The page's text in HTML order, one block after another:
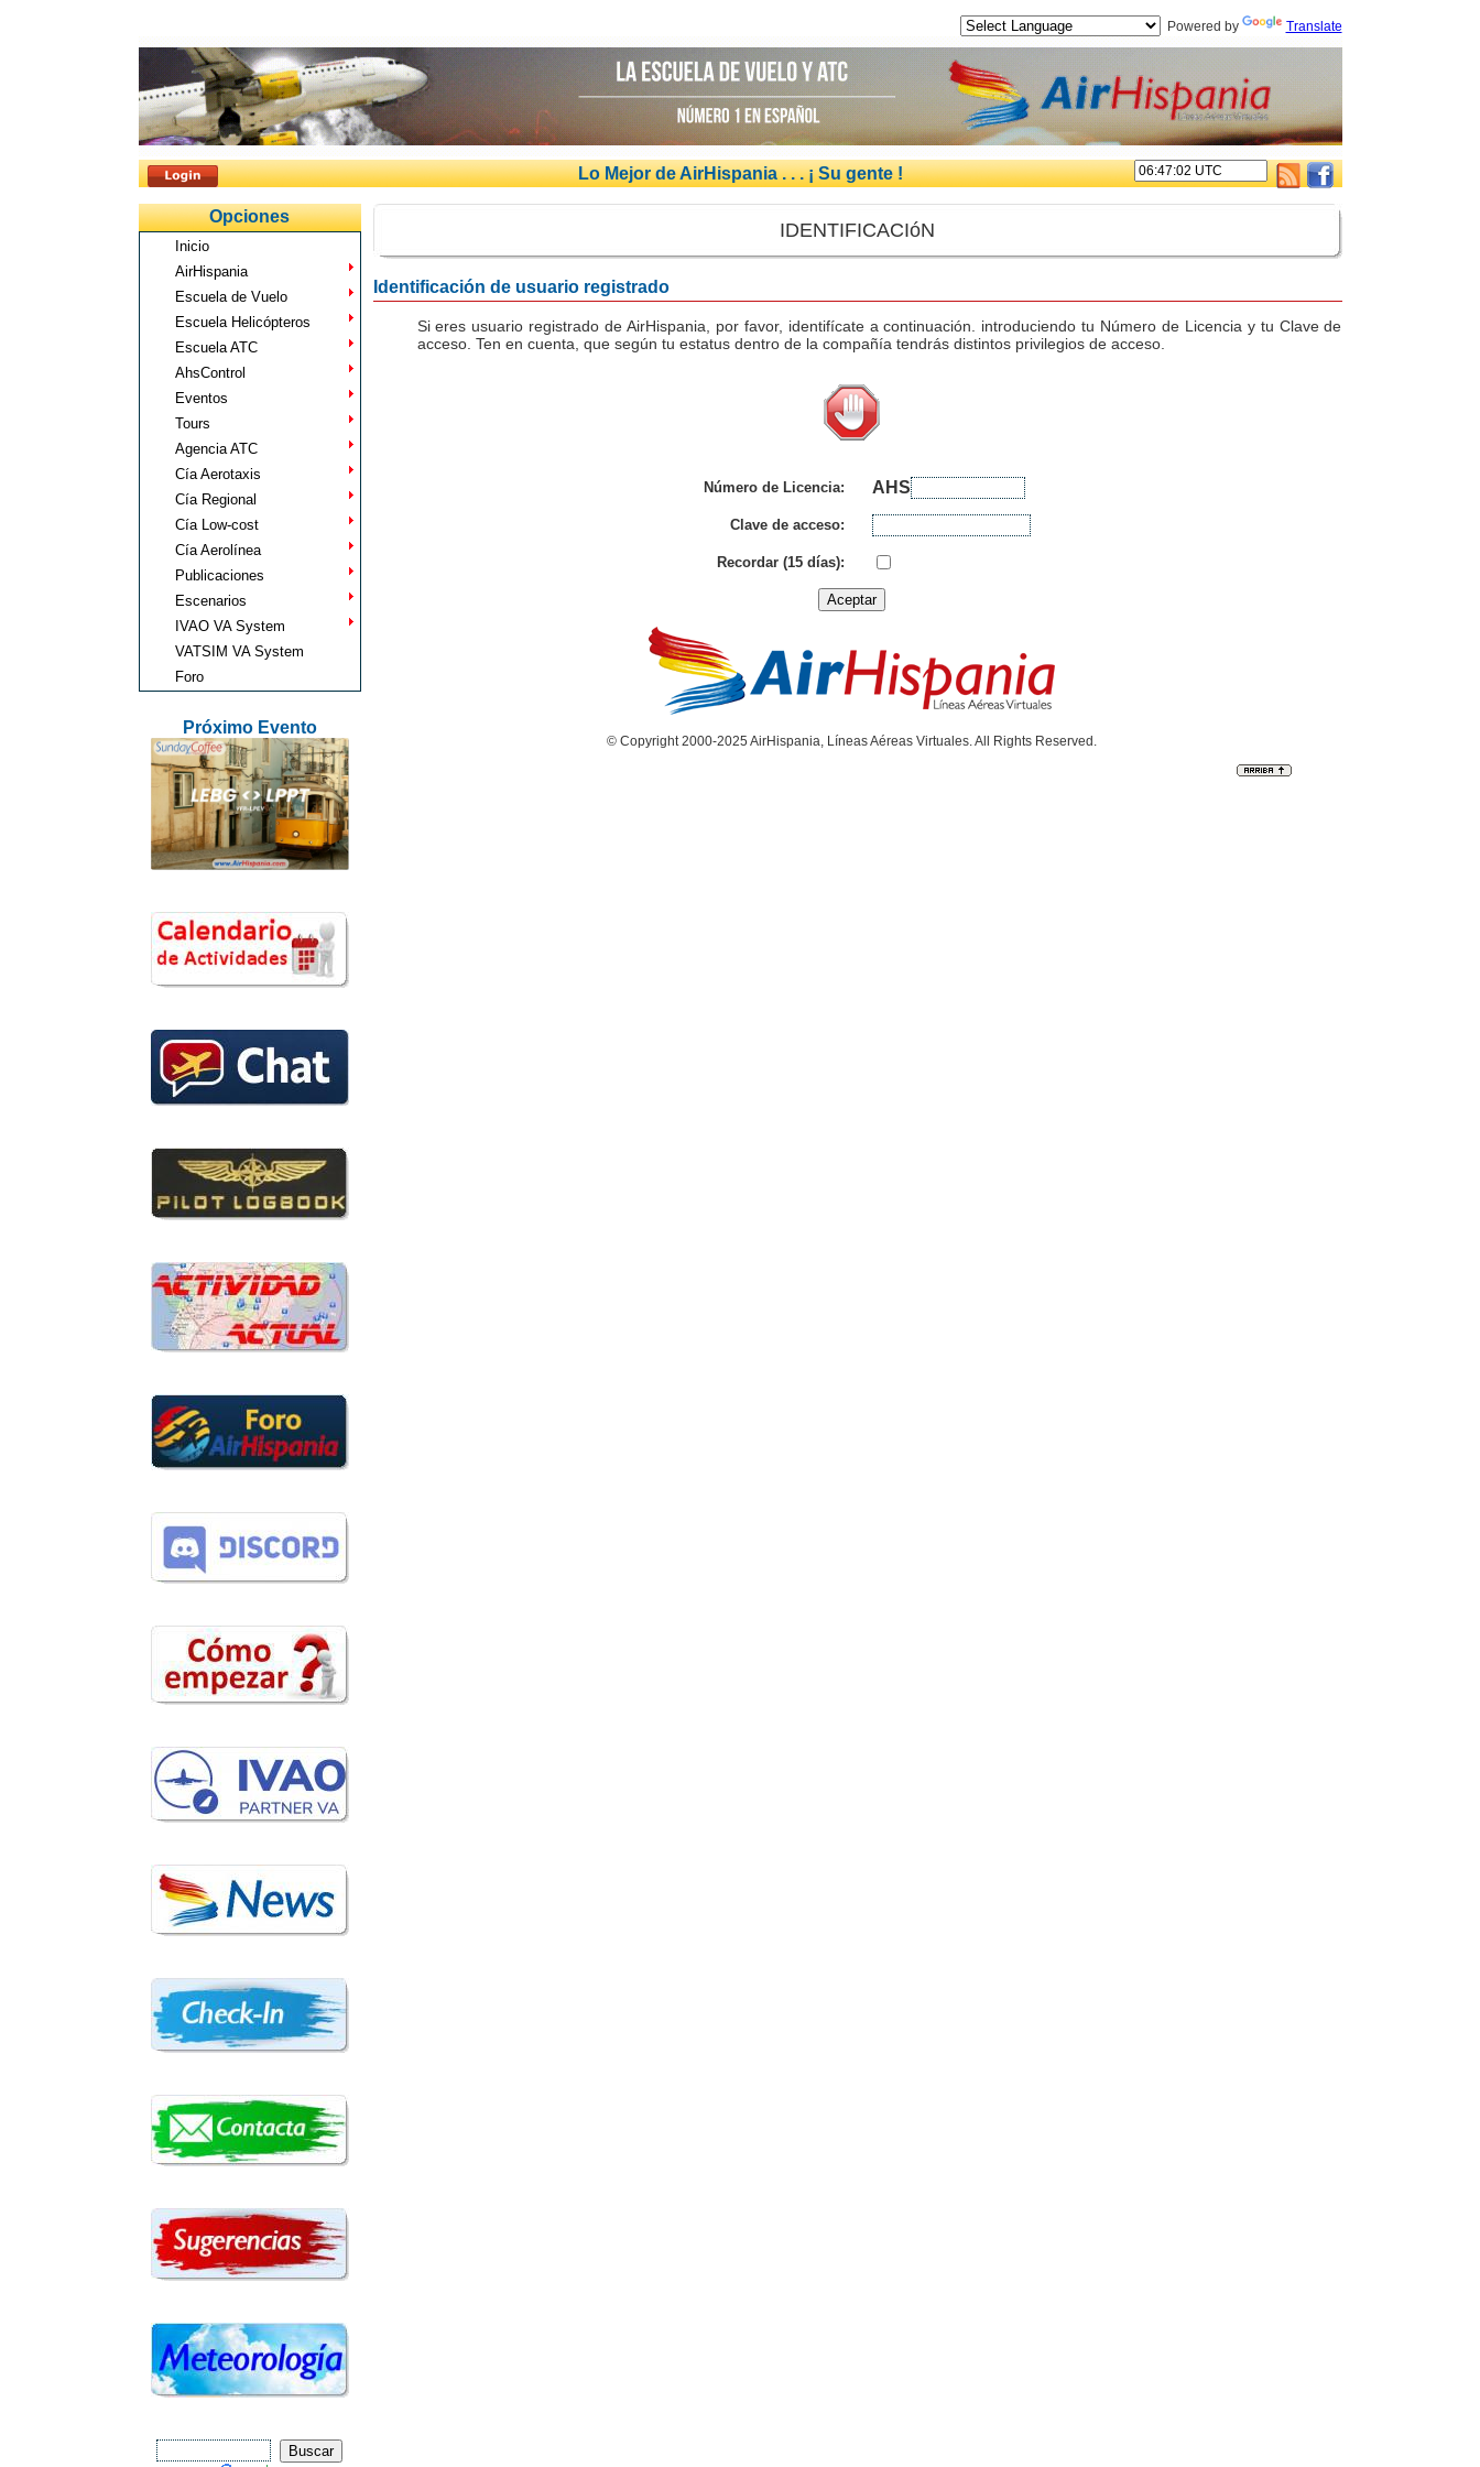
Powered by Translate
Lo Mejor de AirHispania . . . ¡ Su gente !
Opciones
Inicio
AirHispania
Escuela de Vuelo
Escuela Helicópteros
Escuela ATC
AhsControl
Eventos
Tours
Agencia ATC
Cía Aerotaxis
Cía Regional
Cía Low-cost
Cía Aerolínea
Publicaciones
Escenarios
IVAO VA System
VATSIM VA System
Foro
Próximo Evento
IDENTIFICACIóN
Identificación de usuario registrado
Si eres usuario registrado de AirHispania, por favor, identifícate a continuación. introduciendo tu Número de Licencia y tu Clave de
acceso. Ten en cuenta, que según tu estatus dentro de la compañía tendrás distintos privilegios de acceso.
Número de Licencia: AHS
Clave de acceso:
Recordar (15 días):
© Copyright 2000-2025 AirHispania, Líneas Aéreas Virtuales. All Rights Reserved.